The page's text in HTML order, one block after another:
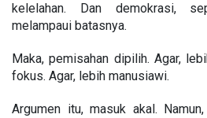
kelelahan. Dan demokrasi,
melampaui batasnya.
Maka, pemisahan dipilih. Agar,
fokus. Agar, lebih manusiawi.
Argumen itu, masuk akal.